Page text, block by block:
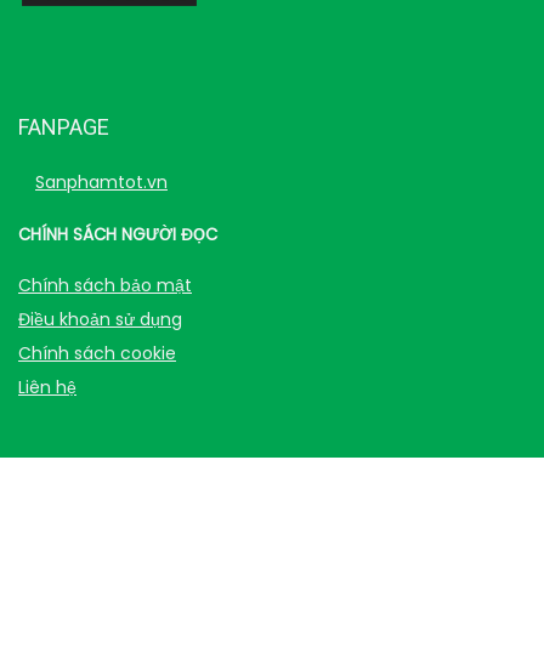
FANPAGE
Sanphamtot.vn
CHÍNH SÁCH NGƯỜI ĐỌC
Chính sách bảo mật
Điều khoản sử dụng
Chính sách cookie
Liên hệ